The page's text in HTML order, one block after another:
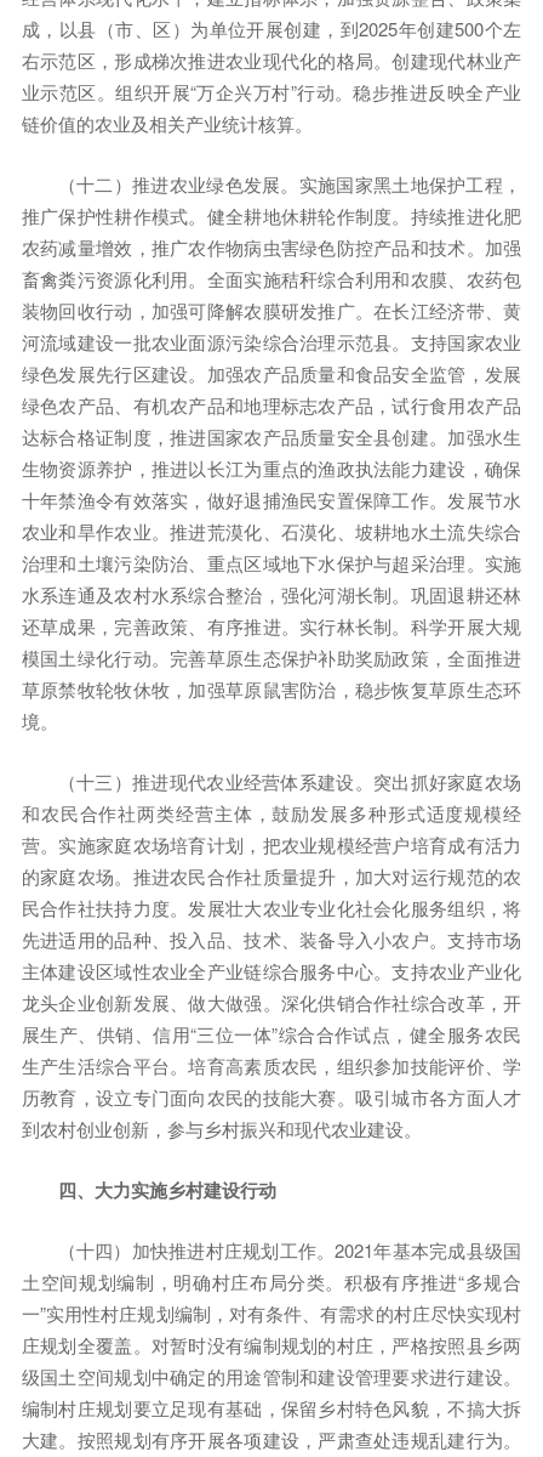
成，以县（市、区）为单位开展创建，到2025年创建500个左
右示范区，形成梯次推进农业现代化的格局。创建现代林业产
业示范区。组织开展“万企兴万村”行动。稳步推进反映全产业
链价值的农业及相关产业统计核算。
（十二）推进农业绿色发展。实施国家黑土地保护工程，
推广保护性耕作模式。健全耕地休耕轮作制度。持续推进化肥
农药减量增效，推广农作物病虫害绿色防控产品和技术。加强
畜禽粪污资源化利用。全面实施秸秆综合利用和农膜、农药包
装物回收行动，加强可降解农膜研发推广。在长江经济带、黄
河流域建设一批农业面源污染综合治理示范县。支持国家农业
绿色发展先行区建设。加强农产品质量和食品安全监管，发展
绿色农产品、有机农产品和地理标志农产品，试行食用农产品
达标合格证制度，推进国家农产品质量安全县创建。加强水生
生物资源养护，推进以长江为重点的渔政执法能力建设，确保
十年禁渔令有效落实，做好退捕渔民安置保障工作。发展节水
农业和旱作农业。推进荒漠化、石漠化、坡耕地水土流失综合
治理和土壤污染防治、重点区域地下水保护与超采治理。实施
水系连通及农村水系综合整治，强化河湖长制。巩固退耕还林
还草成果，完善政策、有序推进。实行林长制。科学开展大规
模国土绿化行动。完善草原生态保护补助奖励政策，全面推进
草原禁牧轮牧休牧，加强草原鼠害防治，稳步恢复草原生态环
境。
（十三）推进现代农业经营体系建设。突出抓好家庭农场
和农民合作社两类经营主体，鼓励发展多种形式适度规模经
营。实施家庭农场培育计划，把农业规模经营户培育成有活力
的家庭农场。推进农民合作社质量提升，加大对运行规范的农
民合作社扶持力度。发展壮大农业专业化社会化服务组织，将
先进适用的品种、投入品、技术、装备导入小农户。支持市场
主体建设区域性农业全产业链综合服务中心。支持农业产业化
龙头企业创新发展、做大做强。深化供销合作社综合改革，开
展生产、供销、信用“三位一体”综合合作试点，健全服务农民
生产生活综合平台。培育高素质农民，组织参加技能评价、学
历教育，设立专门面向农民的技能大赛。吸引城市各方面人才
到农村创业创新，参与乡村振兴和现代农业建设。
四、大力实施乡村建设行动
（十四）加快推进村庄规划工作。2021年基本完成县级国
土空间规划编制，明确村庄布局分类。积极有序推进“多规合
一”实用性村庄规划编制，对有条件、有需求的村庄尽快实现村
庄规划全覆盖。对暂时没有编制规划的村庄，严格按照县乡两
级国土空间规划中确定的用途管制和建设管理要求进行建设。
编制村庄规划要立足现有基础，保留乡村特色风貌，不搞大拆
大建。按照规划有序开展各项建设，严肃查处违规乱建行为。